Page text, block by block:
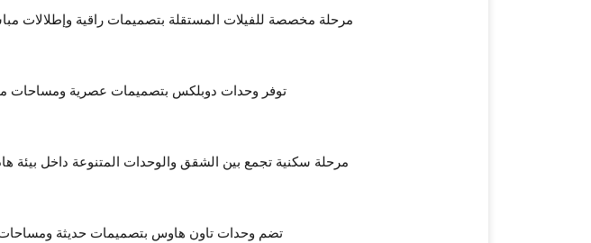
مرحلة مخصصة للفيلات المستقلة بتصميمات راقية وإطلالات
توفر وحدات دوبلكس بتصميمات عصرية ومساحات
مرحلة سكنية تجمع بين الشقق والوحدات المتنوعة داخل بيئة
تضم وحدات تاون هاوس بتصميمات حديثة ومساحات